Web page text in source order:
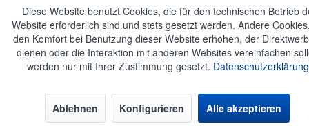
Diese Website benutzt Cookies, die für den technischen Betrieb
Website erforderlich sind und stets gesetzt werden. Andere
den Komfort bei Benutzung dieser Website erhöhen, der
dienen oder die Interaktion mit anderen Websites vereinfachen
werden nur mit Ihrer Zustimmung gesetzt.
Ablehnen Konfigurieren Alle akzeptieren